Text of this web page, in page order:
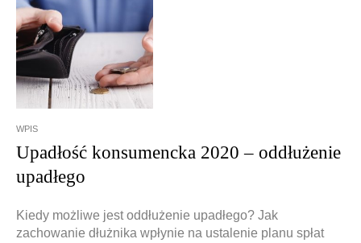
WPIS
Upadłość konsumencka 2020 – oddłużenie
upadłego
Kiedy możliwe jest oddłużenie upadłego? Jak
zachowanie dłużnika wpłynie na ustalenie planu spłat